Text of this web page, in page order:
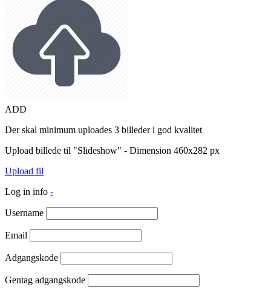
ADD
Der skal minimum uploades 3 billeder i god kvalitet
Upload billede til "Slideshow" - Dimension 460x282 px
Upload fil
Log in info -
Username
Email
Adgangskode
Gentag adgangskode